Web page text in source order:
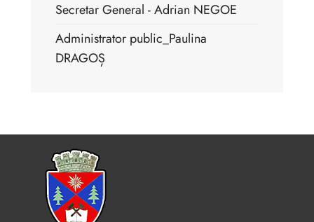
Secretar General - Adrian NEGOE
Administrator public_Paulina
DRAGOȘ